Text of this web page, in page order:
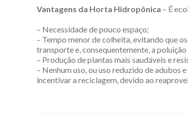
Vantagens da Horta Hidropônica – É
– Necessidade de pouco espaço;
– Tempo menor de colheita, evitando que
transporte e, consequentemente, a poluição
– Produção de plantas mais saudáveis e
– Nenhum uso, ou uso reduzido de
incentivar a reciclagem, devido ao